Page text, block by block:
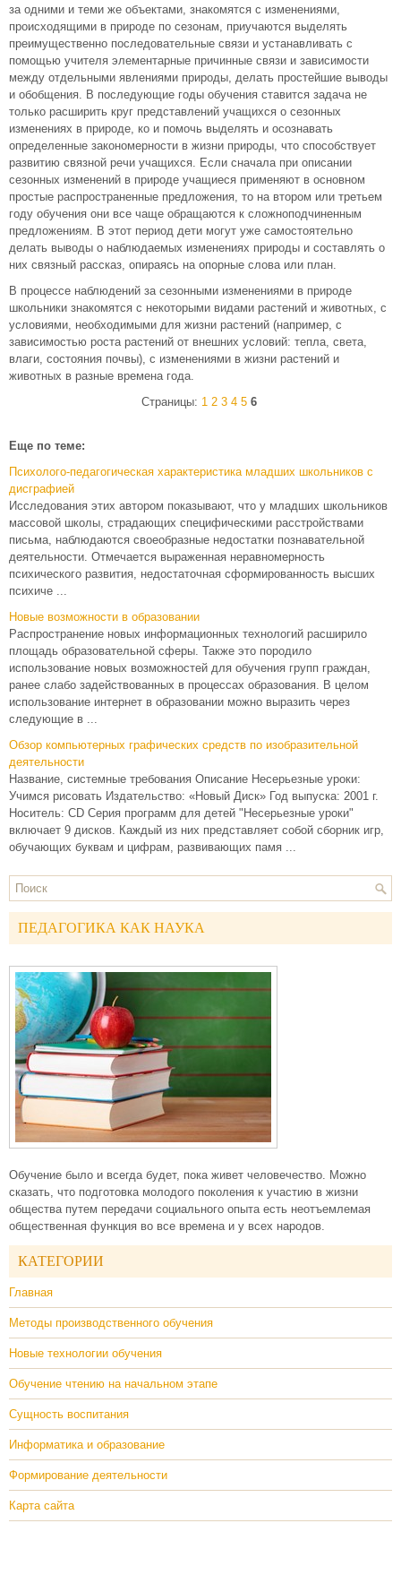
за одними и теми же объектами, знакомятся с изменениями,
происходящими в природе по сезонам, приучаются выделять
преимущественно последовательные связи и устанавливать с
помощью учителя элементарные причинные связи и зависимости
между отдельными явлениями природы, делать простейшие выводы
и обобщения. В последующие годы обучения ставится задача не
только расширить круг представлений учащихся о сезонных
изменениях в природе, ко и помочь выделять и осознавать
определенные закономерности в жизни природы, что способствует
развитию связной речи учащихся. Если сначала при описании
сезонных изменений в природе учащиеся применяют в основном
простые распространенные предложения, то на втором или третьем
году обучения они все чаще обращаются к сложноподчиненным
предложениям. В этот период дети могут уже самостоятельно
делать выводы о наблюдаемых изменениях природы и составлять о
них связный рассказ, опираясь на опорные слова или план.
В процессе наблюдений за сезонными изменениями в природе
школьники знакомятся с некоторыми видами растений и животных, с
условиями, необходимыми для жизни растений (например, с
зависимостью роста растений от внешних условий: тепла, света,
влаги, состояния почвы), с изменениями в жизни растений и
животных в разные времена года.
Страницы: 1 2 3 4 5 6
Еще по теме:
Психолого-педагогическая характеристика младших школьников с
дисграфией
Исследования этих автором показывают, что у младших школьников
массовой школы, страдающих специфическими расстройствами
письма, наблюдаются своеобразные недостатки познавательной
деятельности. Отмечается выраженная неравномерность
психического развития, недостаточная сформированность высших
психиче ...
Новые возможности в образовании
Распространение новых информационных технологий расширило
площадь образовательной сферы. Также это породило
использование новых возможностей для обучения групп граждан,
ранее слабо задействованных в процессах образования. В целом
использование интернет в образовании можно выразить через
следующие в ...
Обзор компьютерных графических средств по изобразительной
деятельности
Название, системные требования Описание Несерьезные уроки:
Учимся рисовать Издательство: «Новый Диск» Год выпуска: 2001 г.
Носитель: CD Серия программ для детей "Несерьезные уроки"
включает 9 дисков. Каждый из них представляет собой сборник игр,
обучающих буквам и цифрам, развивающих памя ...
ПЕДАГОГИКА КАК НАУКА
Обучение было и всегда будет, пока живет человечество. Можно
сказать, что подготовка молодого поколения к участию в жизни
общества путем передачи социального опыта есть неотъемлемая
общественная функция во все времена и у всех народов.
КАТЕГОРИИ
Главная
Методы производственного обучения
Новые технологии обучения
Обучение чтению на начальном этапе
Сущность воспитания
Информатика и образование
Формирование деятельности
Карта сайта